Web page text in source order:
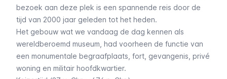
bezoek aan deze plek is een spannende reis door de
tijd van 2000 jaar geleden tot het heden.
Het gebouw wat we vandaag de dag kennen als
wereldberoemd museum, had voorheen de functie van
een monumentale begraafplaats, fort, gevangenis, privé
woning en militair hoofdkwartier.